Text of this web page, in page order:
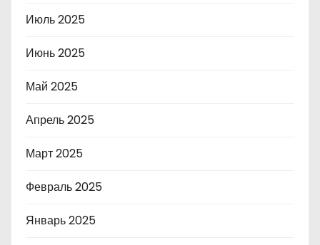
Июль 2025
Июнь 2025
Май 2025
Апрель 2025
Март 2025
Февраль 2025
Январь 2025